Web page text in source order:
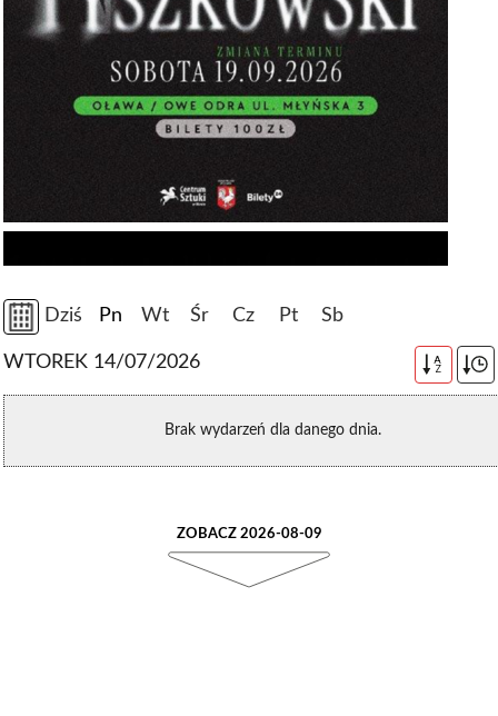
Dziś Pn Wt Śr Cz Pt Sb
WTOREK 14/07/2026 A
Z
Brak wydarzeń dla danego dnia.
ZOBACZ 2026-08-09